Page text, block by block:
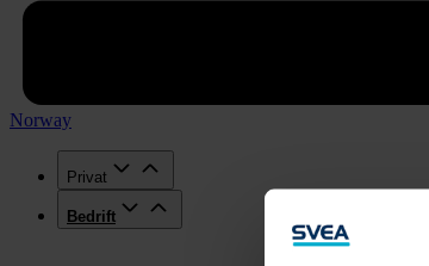
Norway
Privat
Bedrift